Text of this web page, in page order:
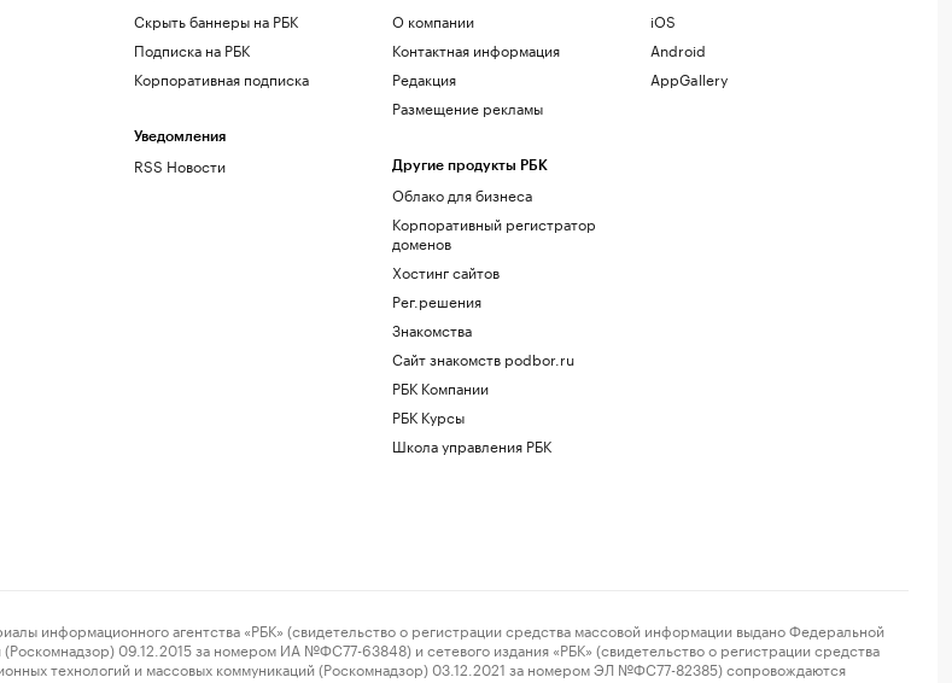
Скрыть баннеры на РБК
Подписка на РБК
Корпоративная подписка
Уведомления
RSS Новости
О компании
Контактная информация
Редакция
Размещение рекламы
Другие продукты РБК
Облако для бизнеса
Корпоративный регистратор
доменов
Хостинг сайтов
Рег.решения
Знакомства
Сайт знакомств podbor.ru
РБК Компании
РБК Курсы
Школа управления РБК
iOS
Android
AppGallery
агентства «РБК» (свидетельство о регистрации средства массовой информации выдано Федеральной
09.12.2015 за номером ИА №ФС77-63848) и сетевого издания «РБК» (свидетельство о регистрации средства
технологий и массовых коммуникаций (Роскомнадзор) 03.12.2021 за номером ЭЛ №ФС77-82385) сопровождаются